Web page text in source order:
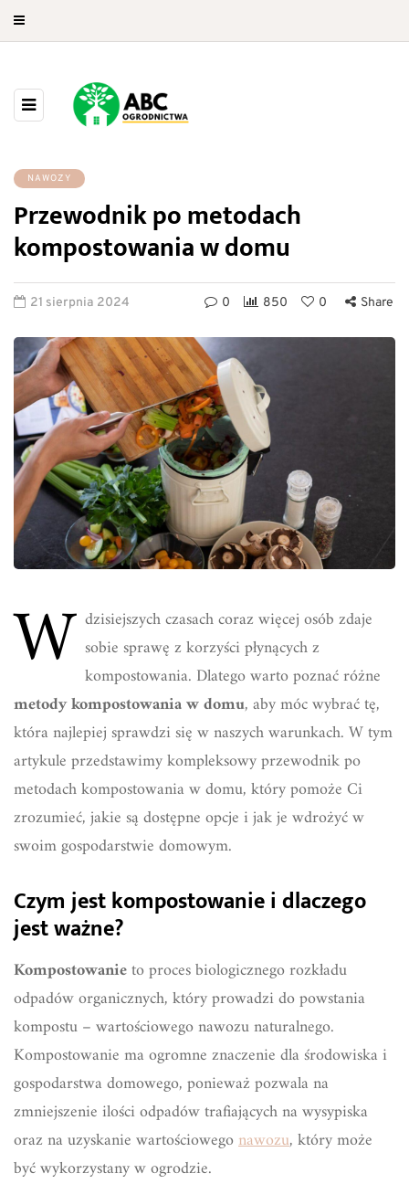
NAWOZY
Przewodnik po metodach
kompostowania w domu
21 sierpnia 2024 0 850 0 Share
W dzisiejszych czasach coraz więcej osób zdaje
sobie sprawę z korzyści płynących z
kompostowania. Dlatego warto poznać różne
metody kompostowania w domu, aby móc wybrać tę,
która najlepiej sprawdzi się w naszych warunkach. W tym
artykule przedstawimy kompleksowy przewodnik po
metodach kompostowania w domu, który pomoże Ci
zrozumieć, jakie są dostępne opcje i jak je wdrożyć w
swoim gospodarstwie domowym.
Czym jest kompostowanie i dlaczego
jest ważne?
Kompostowanieto proces biologicznego rozkładu
odpadów organicznych, który prowadzi do powstania
kompostu – wartościowego nawozu naturalnego.
Kompostowanie ma ogromne znaczenie dla środowiska i
gospodarstwa domowego, ponieważ pozwala na
zmniejszenie ilości odpadów trafiających na wysypiska
oraz na uzyskanie wartościowegonawozu, który może
być wykorzystany w ogrodzie.